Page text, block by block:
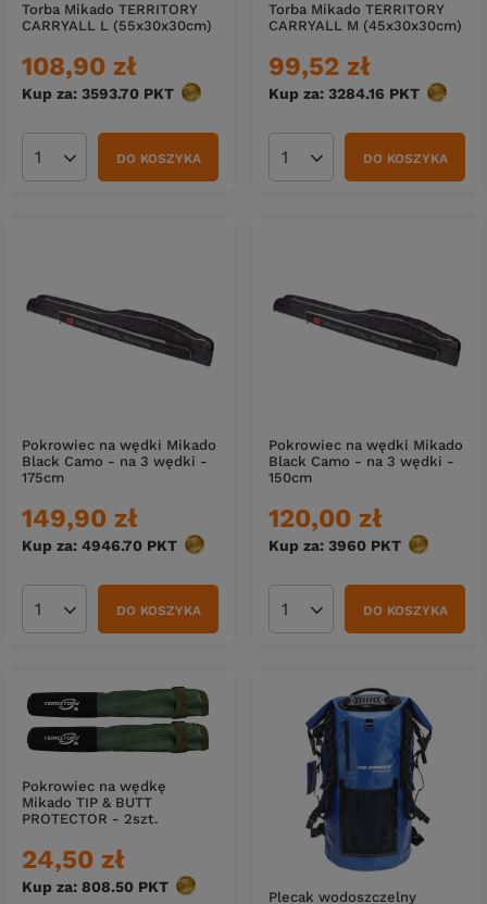
Torba Mikado TERRITORY
CARRYALL L (55x30x30cm)
108,90 zł
Kup za: 3593.70 PKT punktów
Ilość produktówDO KOSZYKA
Torba Mikado TERRITORY
CARRYALL M (45x30x30cm)
99,52 zł
Kup za: 3284.16 PKT punktów
Ilość produktówDO KOSZYKA
Pokrowiec na wędki Mikado
Black Camo - na 3 wędki -
175cm
149,90 zł
Kup za: 4946.70 PKT punktów
Ilość produktówDO KOSZYKA
Pokrowiec na wędki Mikado
Black Camo - na 3 wędki -
150cm
120,00 zł
Kup za: 3960 PKT punktów
Ilość produktówDO KOSZYKA
Pokrowiec na wędkę
Mikado TIP & BUTT
PROTECTOR - 2szt.
24,50 zł
Kup za: 808.50 PKT punktów
Plecak wodoszczelny